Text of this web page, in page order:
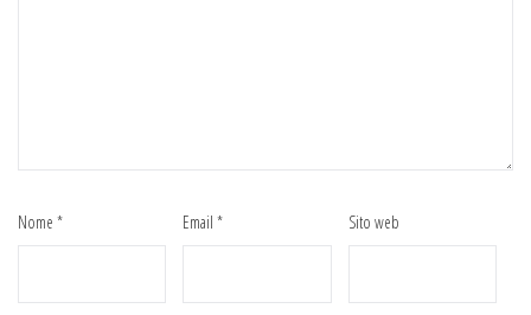
Nome * Email* Sito web